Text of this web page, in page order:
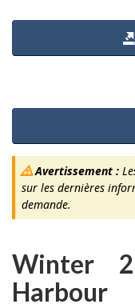
Avertissement :
sur les dernières
demande.
Winter
Harbour